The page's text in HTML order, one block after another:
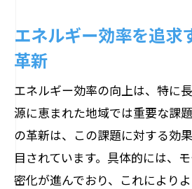
エネルギー効率を追求
革新
エネルギー効率の向上は、特に
源に恵まれた地域では重要な課
の革新は、この課題に対する効
目されています。具体的には、
密化が進んでおり、これにより